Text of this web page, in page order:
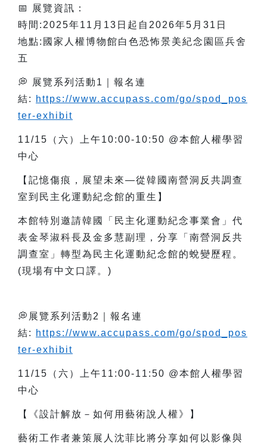
📅
展覽資訊：
時間:2025年11月13日起自2026年5月31日
地點:國家人權博物館白色恐怖景美紀念園區兵舍
五
💭
展覽系列活動1｜報名連
結:
https://www.accupass.com/go/spod_pos
ter-exhibit
11/15
（六）上午10:00-10:50 @本館人權學習
中心
【記憶傷痕，展望未來—從韓國南營洞反共調查
室到民主化運動紀念館的重生】
本館特別邀請韓國「民主化運動紀念事業會」代
表金琴淑科長及金多慧副理，分享「南營洞反共
調查室」轉型為民主化運動紀念館的蛻變歷程。
(現場有中文口譯。)
💭 展覽系列活動2｜報名連
結:
https://www.accupass.com/go/spod_pos
ter-exhibit
11/15
（六）上午11:00-11:50 @本館人權學習
中心
【《設計解放－如何用藝術說人權》】
藝術工作者兼策展人沈菲比將分享如何以影像與